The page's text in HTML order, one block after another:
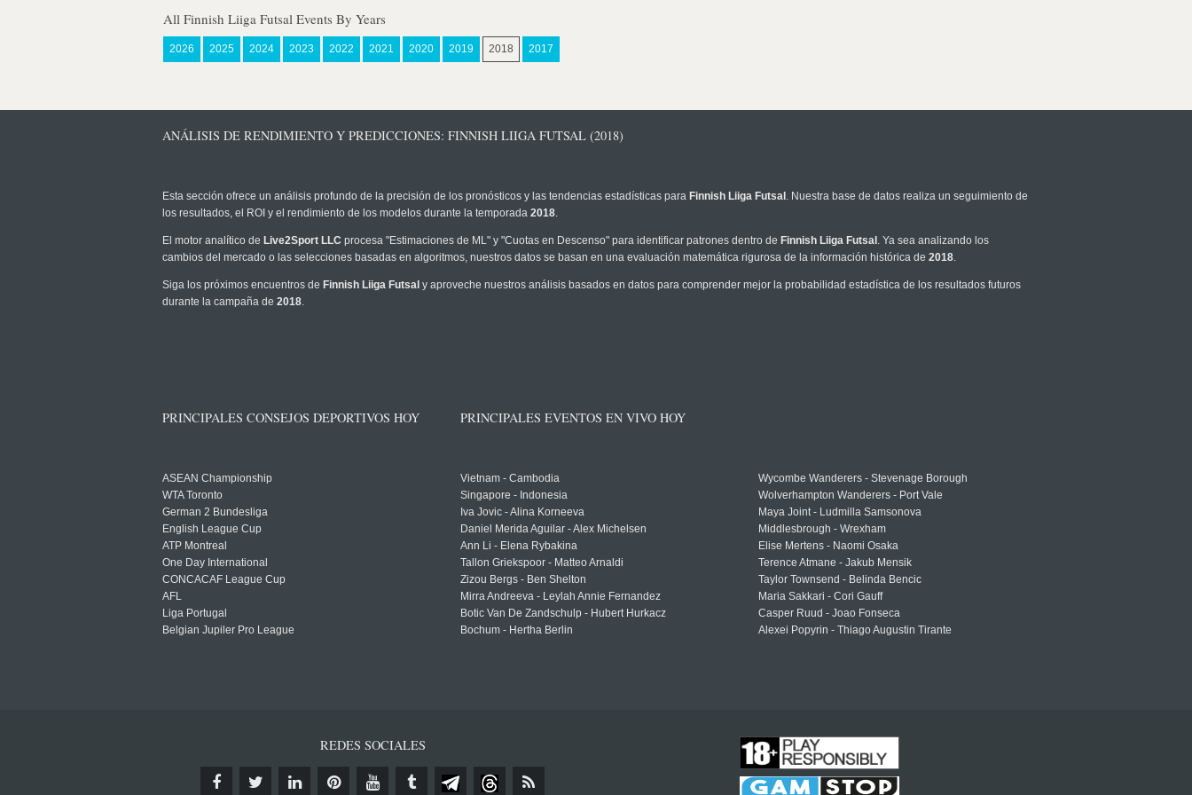
All Finnish Liiga Futsal Events By Years
2026 2025 2024 2023 2022 2021 2020 2019 2018 2017
ANÁLISIS DE RENDIMIENTO Y PREDICCIONES: FINNISH LIIGA FUTSAL (2018)
Esta sección ofrece un análisis profundo de la precisión de los pronósticos y las tendencias estadísticas para Finnish Liiga Futsal . Nuestra base de datos realiza un seguimiento de
los resultados, el ROI y el rendimiento de los modelos durante la temporada 2018.
El motor analítico de Live2Sport LLC procesa "Estimaciones de ML" y "Cuotas en Descenso" para identificar patrones dentro de Finnish Liiga Futsal . Ya sea analizando los
cambios del mercado o las selecciones basadas en algoritmos, nuestros datos se basan en una evaluación matemática rigurosa de la información histórica de 2018.
Siga los próximos encuentros de Finnish Liiga Futsal y aproveche nuestros análisis basados en datos para comprender mejor la probabilidad estadística de los resultados futuros
durante la campaña de 2018.
PRINCIPALES CONSEJOS DEPORTIVOS HOY
ASEAN Championship
WTA Toronto
German 2 Bundesliga
English League Cup
ATP Montreal
One Day International
CONCACAF League Cup
AFL
Liga Portugal
Belgian Jupiler Pro League
PRINCIPALES EVENTOS EN VIVO HOY
Vietnam - Cambodia
Singapore - Indonesia
Iva Jovic - Alina Korneeva
Daniel Merida Aguilar - Alex Michelsen
Ann Li - Elena Rybakina
Tallon Griekspoor - Matteo Arnaldi
Zizou Bergs - Ben Shelton
Mirra Andreeva - Leylah Annie Fernandez
Botic Van De Zandschulp - Hubert Hurkacz
Bochum - Hertha Berlin
Wycombe Wanderers - Stevenage Borough
Wolverhampton Wanderers - Port Vale
Maya Joint - Ludmilla Samsonova
Middlesbrough - Wrexham
Elise Mertens - Naomi Osaka
Terence Atmane - Jakub Mensik
Taylor Townsend - Belinda Bencic
Maria Sakkari - Cori Gauff
Casper Ruud - Joao Fonseca
Alexei Popyrin - Thiago Augustin Tirante
REDES SOCIALES